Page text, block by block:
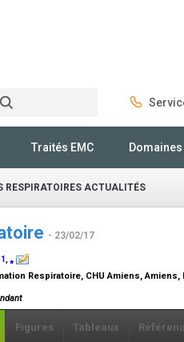
Traités EMC Domaines
RESPIRATOIRES ACTUALITÉS
- 23/02/17
1,⁎
Respiratoire, CHU Amiens, Amiens,
Figures Tableaux